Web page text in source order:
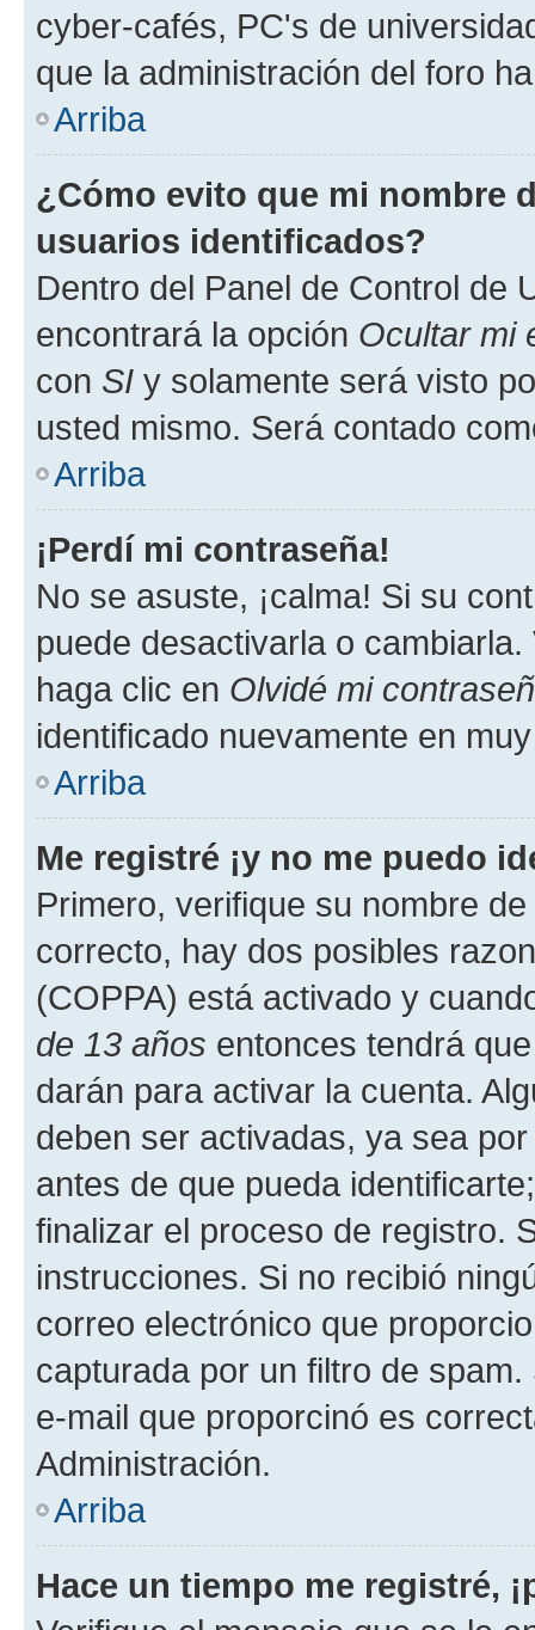
cyber-cafés, PC's de
que la administración del foro
Arriba
¿Cómo evito que mi nombre
usuarios identificados?
Dentro del Panel de Control de
encontrará la opción Ocultar mi
con SI y solamente será visto
usted mismo. Será contado
Arriba
¡Perdí mi contraseña!
No se asuste, ¡calma! Si su
puede desactivarla o
haga clic en Olvidé mi
identificado nuevamente en
Arriba
Me registré ¡y no me puedo
Primero, verifique su nombre
correcto, hay dos posibles
(COPPA) está activado y
de 13 años entonces tendrá
darán para activar la cuenta.
deben ser activadas, ya sea
antes de que pueda
finalizar el proceso de registro.
instrucciones. Si no recibió
correo electrónico que
capturada por un filtro de
e-mail que proporcinó es
Administración.
Arriba
Hace un tiempo me registré,